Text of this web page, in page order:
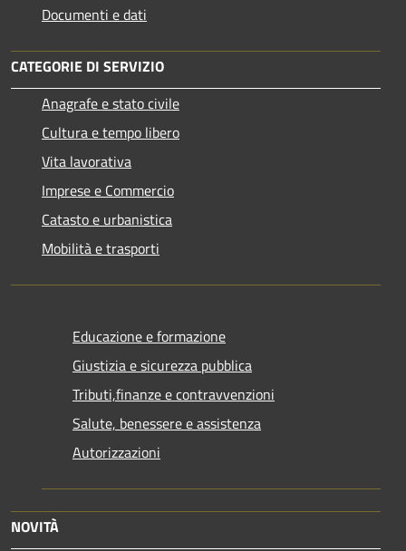
Documenti e dati
CATEGORIE DI SERVIZIO
Anagrafe e stato civile
Cultura e tempo libero
Vita lavorativa
Imprese e Commercio
Catasto e urbanistica
Mobilità e trasporti
Educazione e formazione
Giustizia e sicurezza pubblica
Tributi,finanze e contravvenzioni
Salute, benessere e assistenza
Autorizzazioni
NOVITÀ